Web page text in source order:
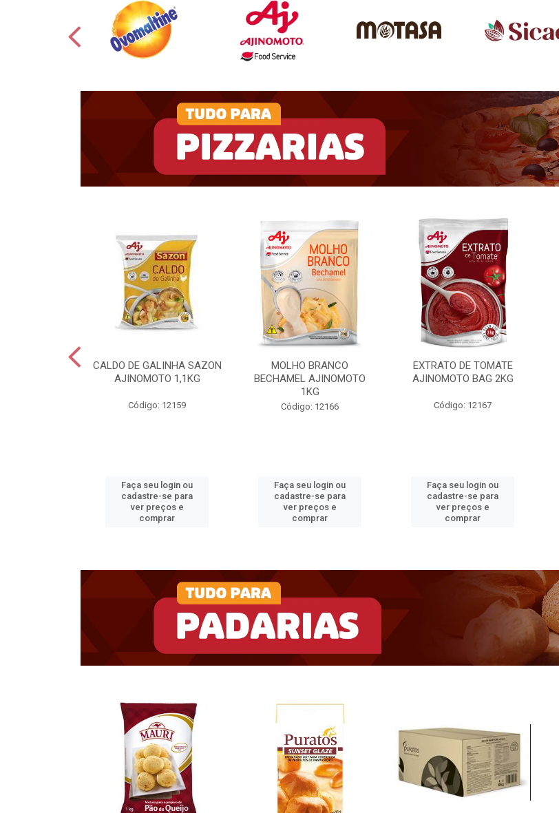
CALDO DE GALINHA SAZON
AJINOMOTO 1,1KG
Código: 12159
Faça seu login ou
cadastre-se para
ver preços e
comprar
MOLHO BRANCO
BECHAMEL AJINOMOTO
1KG
Código: 12166
Faça seu login ou
cadastre-se para
ver preços e
comprar
EXTRATO DE TOMATE
AJINOMOTO BAG 2KG
Código: 12167
Faça seu login ou
cadastre-se para
ver preços e
comprar